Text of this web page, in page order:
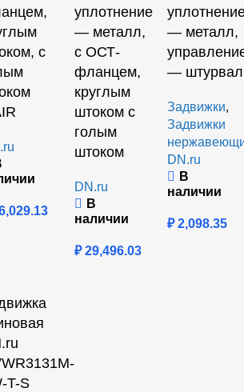
с
уплотнение
— металл,
с ОСТ-
фланцем,
круглым
штоком с
голым
штоком
DN.ru
В
наличии
₽29,496.03
— металл,
— штурвал
Задвижки,
Задвижки
DN.ru
В
наличии
₽2,098.35
T-S